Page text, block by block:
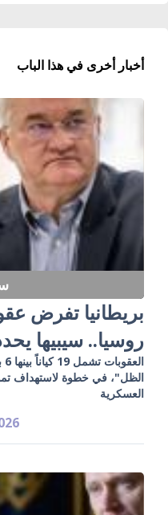
أخبار أخرى في هذا الباب
بريطانيا تفرض
روسيا.. سيبيها
الظل"، في خطوة لاستهداف
العسكرية